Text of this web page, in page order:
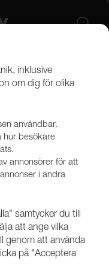
Alla möbeltyger
inklusive
om dig för olika
användbar.
hur besökare
annonsörer för att
i andra
samtycker du till
att ange vilka
genom att använda
på "Acceptera